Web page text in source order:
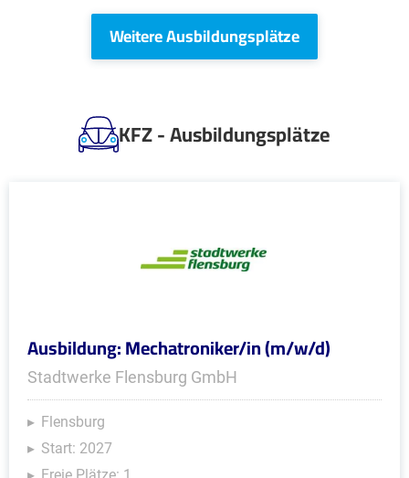
Weitere Ausbildungsplätze
KFZ - Ausbildungsplätze
Ausbildung: Mechatroniker/in (m/w/d)
Stadtwerke Flensburg GmbH
Flensburg
Start: 2027